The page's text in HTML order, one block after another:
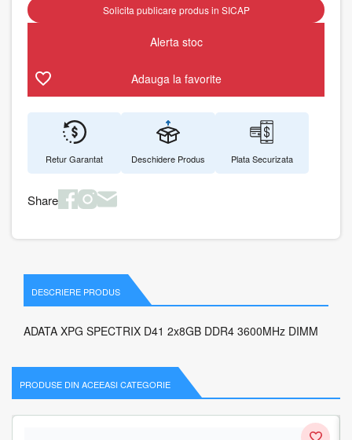
Solicita publicare produs in SICAP
Alerta stoc
Adauga la favorite
Retur Garantat Deschidere Produs Plata Securizata
Share
DESCRIERE PRODUS
ADATA XPG SPECTRIX D41 2x8GB DDR4 3600MHz DIMM
PRODUSE DIN ACEEASI CATEGORIE